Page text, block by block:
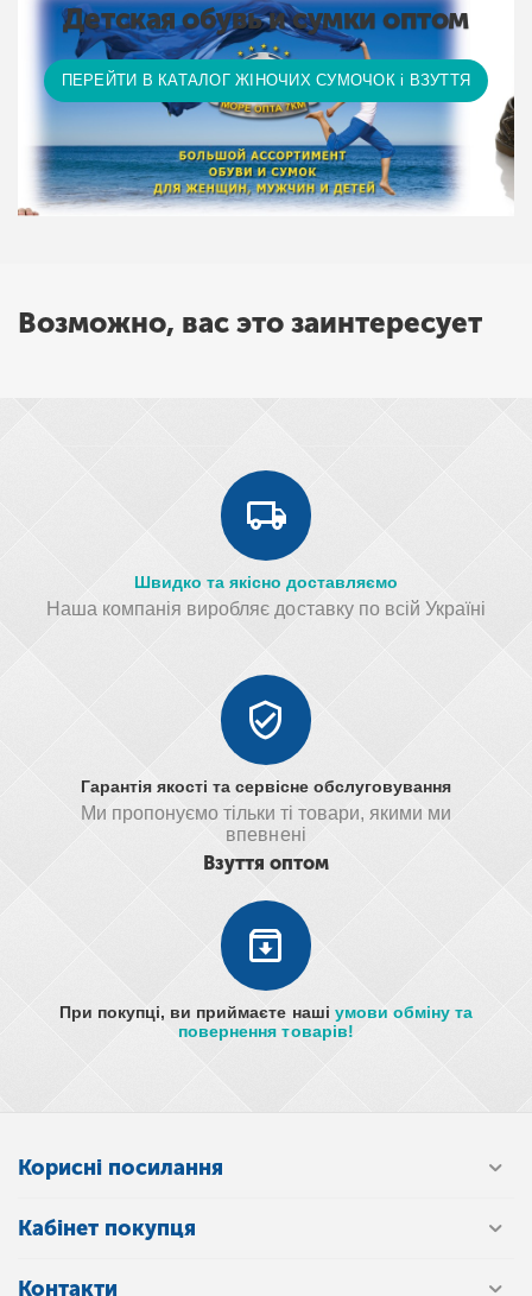
Детская обувь и сумки оптом
ПЕРЕЙТИ В КАТАЛОГ ЖІНОЧИХ СУМОЧОК і ВЗУТТЯ
Возможно, вас это заинтересует
Швидко та якісно доставляємо
Наша компанія виробляє доставку по всій Україні
Гарантія якості та сервісне обслуговування
Ми пропонуємо тільки ті товари, якими ми
впевнені
Взуття оптом
При покупці, ви приймаєте наші умови обміну та
повернення товарів!
Корисні посилання
Кабінет покупця
Контакти